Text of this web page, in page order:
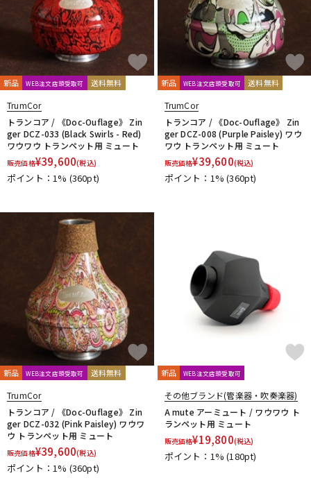
新品 WEB注文店頭受取可 送料無料
TrumCor
トランコア / 《Doc-Ouflage》 Zin
ger DCZ-033 (Black Swirls - Red)
ワウワウ トランペット用 ミュート
販売価格¥39,600(税込)
ポイント：1% (360pt)
新品 WEB注文店頭受取可 送料無料
TrumCor
トランコア / 《Doc-Ouflage》 Zin
ger DCZ-008 (Purple Paisley) ワウ
ワウ トランペット用 ミュート
販売価格¥39,600(税込)
ポイント：1%(360pt)
新品 WEB注文店頭受取可 送料無料
TrumCor
トランコア / 《Doc-Ouflage》 Zin
ger DCZ-032 (Pink Paisley) ワウワ
ウ トランペット用 ミュート
販売価格¥39,600(税込)
ポイント：1% (360pt)
新品 WEB注文店頭受取可
その他ブランド(管楽器・吹奏楽器)
A mute アーミュート / ワウワウ ト
ランペット用 ミュート
販売価格¥19,800(税込)
ポイント：1%(180pt)